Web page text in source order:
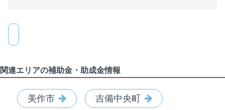
関連エリアの補助金・助成金情報
美作市 吉備中央町